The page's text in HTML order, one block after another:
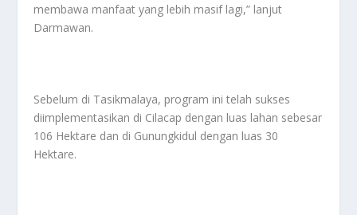
membawa manfaat yang lebih masif lagi,” lanjut
Darmawan.
Sebelum di Tasikmalaya, program ini telah sukses
diimplementasikan di Cilacap dengan luas lahan sebesar
106 Hektare dan di Gunungkidul dengan luas 30
Hektare.